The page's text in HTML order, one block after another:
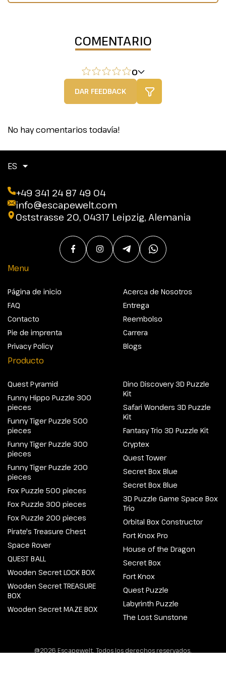
COMENTARIO
0
DAR FEEDBACK
No hay comentarios todavía!
ES
+49 341 24 87 49 04
info@escapewelt.com
Oststrasse 20, 04317 Leipzig, Alemania
Menu
Página de inicio
FAQ
Contacto
Pie de imprenta
Privacy Policy
Acerca de Nosotros
Entrega
Reembolso
Carrera
Blogs
Producto
Quest Pyramid
Funny Hippo Puzzle 300
pieces
Funny Tiger Puzzle 500
pieces
Funny Tiger Puzzle 300
pieces
Funny Tiger Puzzle 200
pieces
Fox Puzzle 500 pieces
Fox Puzzle 300 pieces
Fox Puzzle 200 pieces
Pirate's Treasure Chest
Space Rover
QUEST BALL
Wooden Secret LOCK BOX
Wooden Secret TREASURE
BOX
Wooden Secret MAZE BOX
Dino Discovery 3D Puzzle
Kit
Safari Wonders 3D Puzzle
Kit
Fantasy Trio 3D Puzzle Kit
Cryptex
Quest Tower
Secret Box Blue
Secret Box Blue
3D Puzzle Game Space Box
Trio
Orbital Box Constructor
Fort Knox Pro
House of the Dragon
Secret Box
Fort Knox
Quest Puzzle
Labyrinth Puzzle
The Lost Sunstone
@2026 Escapewelt. Todos los derechos reservados.